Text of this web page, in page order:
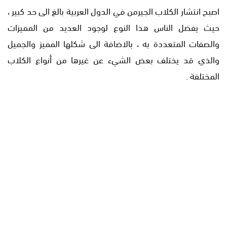
اصبح انتشار الكلاب الجيرمن في الدول العربية بالغ الى حد كبير ،
حيث يفضل الناس هذا النوع لوجود العديد من المميزات
والصفات المتعددة به ، بالاضافة الى شكلها المميز والجميل
والذي قد يختلف بعض الشيء عن غيرها من أنواع الكلاب
المختلفة .